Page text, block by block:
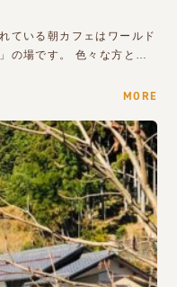
ている朝カフェはワールド
の場です。 色々な方と…
MORE